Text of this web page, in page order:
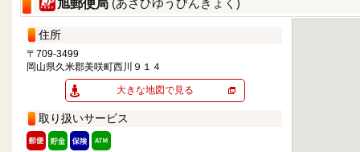
旭郵便局 (あさひゆうびんきょく)
住所
〒709-3499
岡山県久米郡美咲町西川９１４
大きな地図で見る
取り扱いサービス